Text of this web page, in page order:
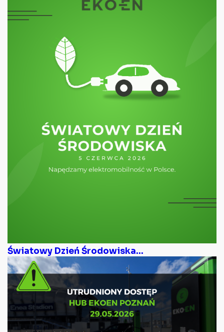
Światowy Dzień Środowiska...